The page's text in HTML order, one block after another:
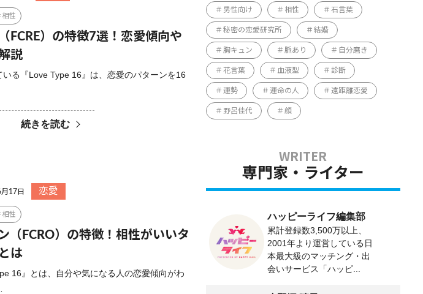
相性
FCRE）の特徴7選！恋愛傾向や
説
る『Love Type 16』は、恋愛のパターンを16
続きを読む
17日 恋愛
相性
（FCRO）の特徴！相性がいいタ
は
16』とは、自分や気になる人の恋愛傾向がわ
男性向け 相性 石言葉
秘密の恋愛研究所 結婚
胸キュン 脈あり 自分磨き
花言葉 血液型 診断
運勢 運命の人 遠距離恋愛
野呂佳代 顔
専門家・ライター
ハッピーライフ編集部
累計登録数3,500万以上、
2001年より運営している日
本最大級のマッチング・出
会いサービス「ハッピ...